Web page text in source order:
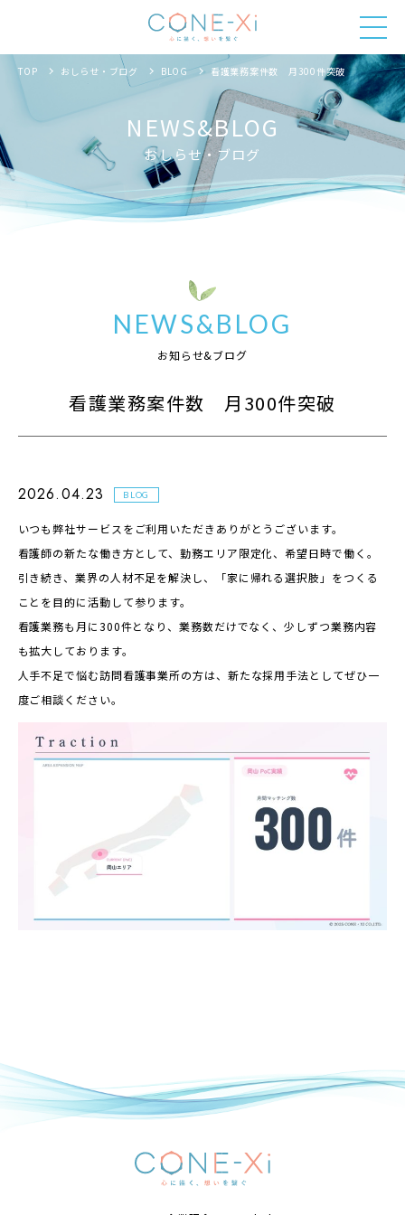
TOP おしらせ・ブログ BLOG 看護業務案件数 月300件突破
NEWS&BLOG
おしらせ・ブログ
NEWS&BLOG
お知らせ&ブログ
看護業務案件数 月300件突破
2026.04.23 BLOG
いつも弊社サービスをご利用いただきありがとうございます。
看護師の新たな働き方として、勤務エリア限定化、希望日時で働く。
引き続き、業界の人材不足を解決し、「家に帰れる選択肢」をつくる
ことを目的に活動して参ります。
看護業務も月に300件となり、業務数だけでなく、少しずつ業務内容
も拡大しております。
人手不足で悩む訪問看護事業所の方は、新たな採用手法としてぜひ一
度ご相談ください。